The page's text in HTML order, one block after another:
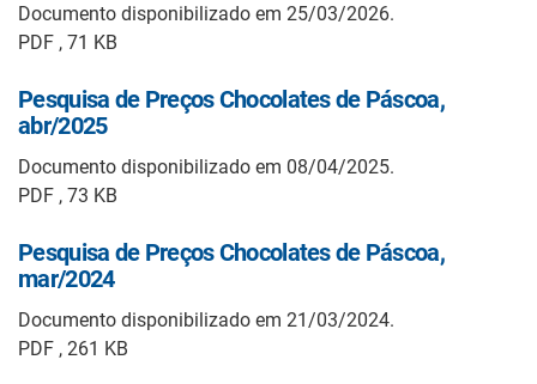
Documento disponibilizado em 25/03/2026.
PDF , 71 KB
Pesquisa de Preços Chocolates de Páscoa,
abr/2025
Documento disponibilizado em 08/04/2025.
PDF , 73 KB
Pesquisa de Preços Chocolates de Páscoa,
mar/2024
Documento disponibilizado em 21/03/2024.
PDF , 261 KB